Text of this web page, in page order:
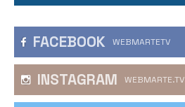
FACEBOOK WEBMARTETV
INSTAGRAM WEBMARTE.TV